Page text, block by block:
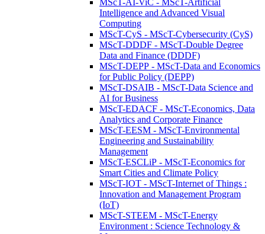
MScT-AI-ViC - MScT-Artificial
Intelligence and Advanced Visual
Computing
MScT-CyS - MScT-Cybersecurity (CyS)
MScT-DDDF - MScT-Double Degree
Data and Finance (DDDF)
MScT-DEPP - MScT-Data and Economics
for Public Policy (DEPP)
MScT-DSAIB - MScT-Data Science and
AI for Business
MScT-EDACF - MScT-Economics, Data
Analytics and Corporate Finance
MScT-EESM - MScT-Environmental
Engineering and Sustainability
Management
MScT-ESCLiP - MScT-Economics for
Smart Cities and Climate Policy
MScT-IOT - MScT-Internet of Things :
Innovation and Management Program
(IoT)
MScT-STEEM - MScT-Energy
Environment : Science Technology &